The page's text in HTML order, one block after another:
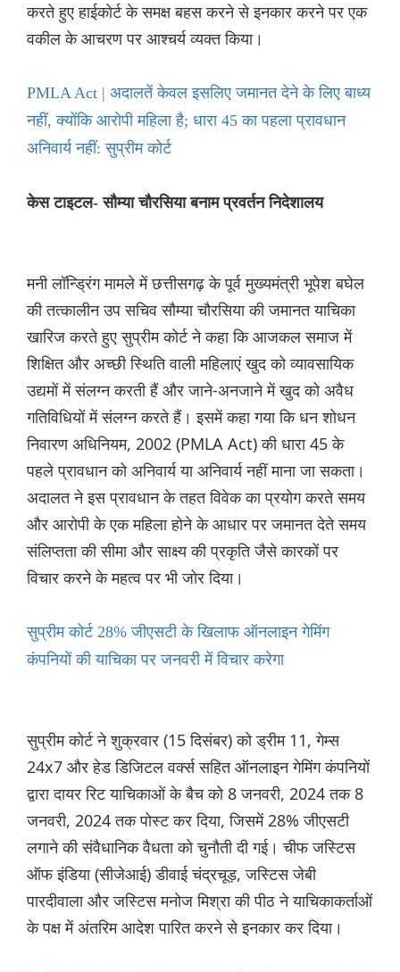
करते हुए हाईकोर्ट के समक्ष बहस करने से इनकार करने पर एक
वकील के आचरण पर आश्चर्य व्यक्त किया।
PMLA Act | अदालतें केवल इसलिए जमानत देने के लिए बाध्य
नहीं, क्योंकि आरोपी महिला है; धारा 45 का पहला प्रावधान
अनिवार्य नहीं: सुप्रीम कोर्ट
केस टाइटल- सौम्या चौरसिया बनाम प्रवर्तन निदेशालय
मनी लॉन्ड्रिंग मामले में छत्तीसगढ़ के पूर्व मुख्यमंत्री भूपेश बघेल
की तत्कालीन उप सचिव सौम्या चौरसिया की जमानत याचिका
खारिज करते हुए सुप्रीम कोर्ट ने कहा कि आजकल समाज में
शिक्षित और अच्छी स्थिति वाली महिलाएं खुद को व्यावसायिक
उद्यमों में संलग्न करती हैं और जाने-अनजाने में खुद को अवैध
गतिविधियों में संलग्न करते हैं। इसमें कहा गया कि धन शोधन
निवारण अधिनियम, 2002 (PMLA Act) की धारा 45 के
पहले प्रावधान को अनिवार्य या अनिवार्य नहीं माना जा सकता।
अदालत ने इस प्रावधान के तहत विवेक का प्रयोग करते समय
और आरोपी के एक महिला होने के आधार पर जमानत देते समय
संलिप्तता की सीमा और साक्ष्य की प्रकृति जैसे कारकों पर
विचार करने के महत्व पर भी जोर दिया।
सुप्रीम कोर्ट 28% जीएसटी के खिलाफ ऑनलाइन गेमिंग
कंपनियों की याचिका पर जनवरी में विचार करेगा
सुप्रीम कोर्ट ने शुक्रवार (15 दिसंबर) को ड्रीम 11, गेम्स
24x7 और हेड डिजिटल वर्क्स सहित ऑनलाइन गेमिंग कंपनियों
द्वारा दायर रिट याचिकाओं के बैच को 8 जनवरी, 2024 तक 8
जनवरी, 2024 तक पोस्ट कर दिया, जिसमें 28% जीएसटी
लगाने की संवैधानिक वैधता को चुनौती दी गई। चीफ जस्टिस
ऑफ इंडिया (सीजेआई) डीवाई चंद्रचूड़, जस्टिस जेबी
पारदीवाला और जस्टिस मनोज मिश्रा की पीठ ने याचिकाकर्ताओं
के पक्ष में अंतरिम आदेश पारित करने से इनकार कर दिया।